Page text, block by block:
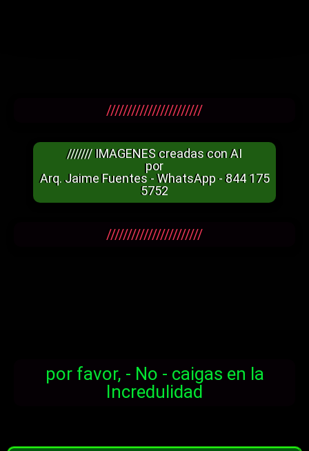
///////////////////////
/////// IMAGENES creadas con AI
por
Arq. Jaime Fuentes - WhatsApp - 844 175
5752
///////////////////////
por favor, - No - caigas en la
Incredulidad